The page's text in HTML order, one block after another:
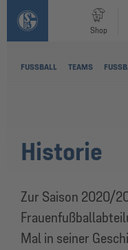
Shop
FUSSBALL TEAMS
Historie
Zur Saison 2020/
Mal in seiner